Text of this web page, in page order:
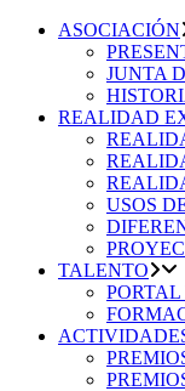
ASOCIACIÓN
JUNTA
REALIDAD
USOS
TALENTO